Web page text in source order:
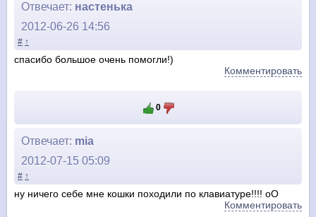
Отвечает: настенька
2012-06-26 14:56
# ↑
спасибо большое очень помогли!)
Комментировать
0
Отвечает: mia
2012-07-15 05:09
# ↑
ну ничего себе мне кошки походили по клавиатуре!!!! оО
Комментировать